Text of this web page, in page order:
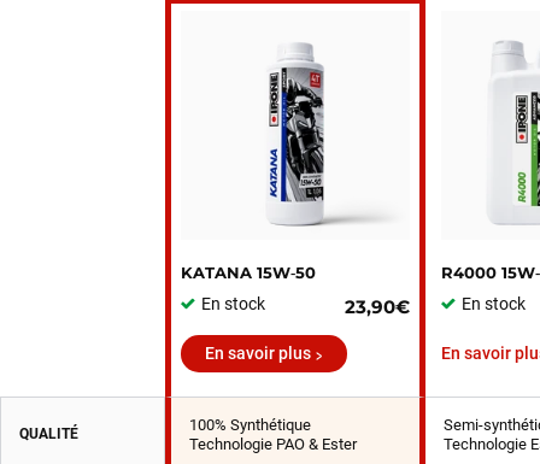
DE BE
KATANA 15W‑50
En stock
23,90€
R4000
En stock
En savoir plus En savoir
QUALITÉ
100% Synthétique
Technologie PAO & Ester
Semi-
Technologie